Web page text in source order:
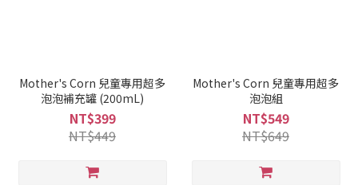
Mother's Corn 兒童專用超多
泡泡補充罐 (200mL)
NT$399
NT$449
Mother's Corn 兒童專用超多
泡泡組
NT$549
NT$649